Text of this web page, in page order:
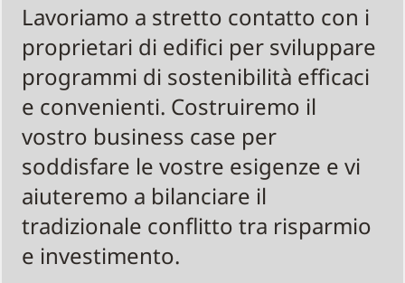
Lavoriamo a stretto contatto con i
proprietari di edifici per sviluppare
programmi di sostenibilità efficaci
e convenienti. Costruiremo il
vostro business case per
soddisfare le vostre esigenze e vi
aiuteremo a bilanciare il
tradizionale conflitto tra risparmio
e investimento.